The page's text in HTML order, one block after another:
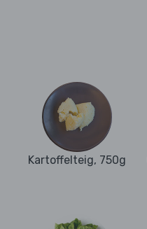
Kartoffelteig, 750g